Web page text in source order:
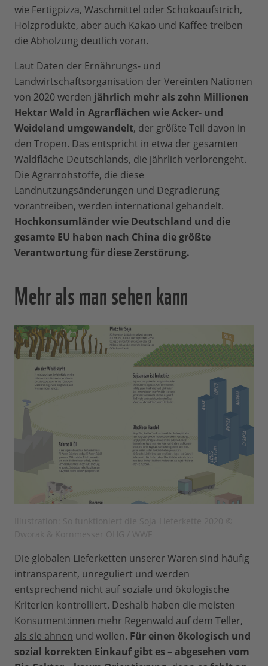
wie Fertigpizza, Waschmittel oder Schokoaufstrich,
Holzprodukte, aber auch Kakao und Kaffee treiben
die Abholzung deutlich voran.
Laut Daten der Ernährungs- und
Landwirtschaftsorganisation der Vereinten Nationen
von 2020 werden jährlich mehr als zehn Millionen
Hektar Wald in Agrarflächen wie Acker- und
Weideland umgewandelt, der größte Teil davon in
den Tropen. Das entspricht in etwa der gesamten
Waldfläche Deutschlands, die jährlich verlorengeht.
Die Agrarrohstoffe, die diese
Landnutzungsänderungen und Degradierung
vorantreiben, werden international gehandelt.
Hochkonsumländer wie Deutschland und die
gesamte EU haben nach China die größte
Verantwortung für diese Zerstörung.
Mehr als man sehen kann
Die globalen Lieferketten unserer Waren sind häufig
intransparent, unreguliert und werden
entsprechend nicht auf soziale und ökologische
Kriterien kontrolliert. Deshalb haben die meisten
Konsument:innen mehr Regenwald auf dem Teller,
als sie ahnen und wollen. Für einen ökologisch und
sozial korrekten Einkauf gibt es – abgesehen vom